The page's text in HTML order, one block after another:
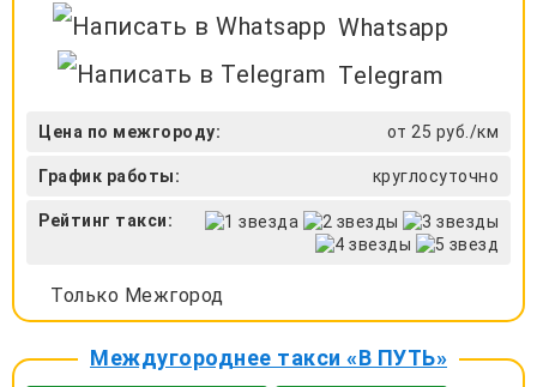
Whatsapp
Telegram
Цена по межгороду: от 25 руб./км
График работы: круглосуточно
Рейтинг такси:
Только Межгород
Междугороднее такси «В ПУТЬ»